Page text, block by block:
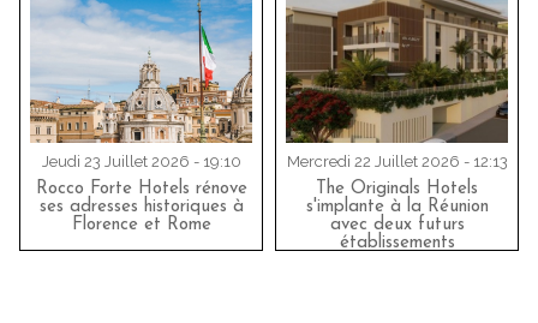
Jeudi 23 Juillet 2026 - 19:10
Rocco Forte Hotels rénove
ses adresses historiques à
Florence et Rome
Mercredi 22 Juillet 2026 - 12:13
The Originals Hotels
s'implante à la Réunion
avec deux futurs
établissements